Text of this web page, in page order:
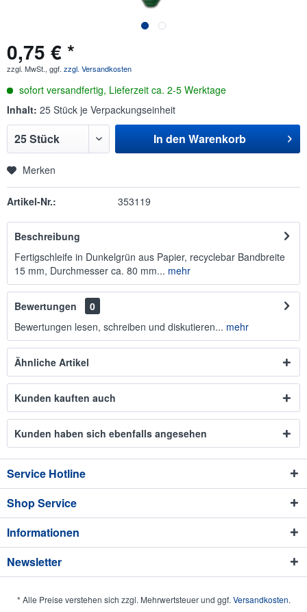
0,75 € *
zzgl. MwSt., ggf. zzgl. Versandkosten
sofort versandfertig, Lieferzeit ca. 2-5 Werktage
Inhalt: 25 Stück je Verpackungseinheit
In den Warenkorb
Merken
Artikel-Nr.: 353119
Beschreibung
Fertigschleife in Dunkelgrün aus Papier, recyclebar Bandbreite
15 mm, Durchmesser ca. 80 mm... mehr
Bewertungen
0
Bewertungen lesen, schreiben und diskutieren... mehr
Ähnliche Artikel
Kunden kauften auch
Kunden haben sich ebenfalls angesehen
Service Hotline
Shop Service
Informationen
Newsletter
* Alle Preise verstehen sich zzgl. Mehrwertsteuer und ggf. Versandkosten.